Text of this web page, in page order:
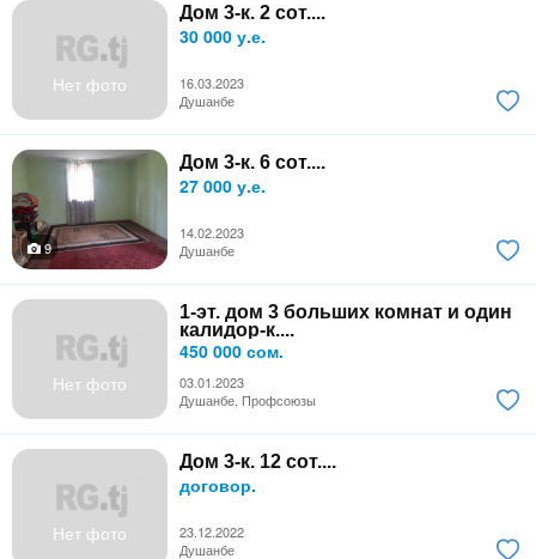
Нет фото
Дом 3-к. 2 сот....
30 000 у.е.
16.03.2023
Душанбе
Дом 3-к. 6 сот....
27 000 у.е.
14.02.2023
9
Душанбе
Нет фото
1-эт. дом 3 больших комнат и один
калидор-к....
450 000 сом.
03.01.2023
Душанбе, Профсоюзы
Нет фото
Дом 3-к. 12 сот....
договор.
23.12.2022
Душанбе